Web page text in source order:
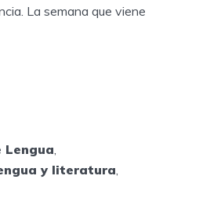
La semana que viene
Lengua,
y literatura,